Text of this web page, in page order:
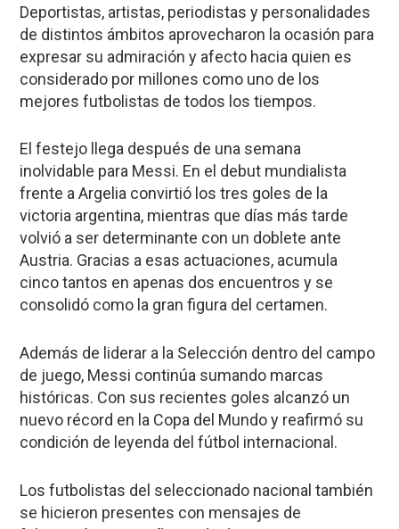
Deportistas, artistas, periodistas y personalidades
de distintos ámbitos aprovecharon la ocasión para
expresar su admiración y afecto hacia quien es
considerado por millones como uno de los
mejores futbolistas de todos los tiempos.
El festejo llega después de una semana
inolvidable para Messi. En el debut mundialista
frente a Argelia convirtió los tres goles de la
victoria argentina, mientras que días más tarde
volvió a ser determinante con un doblete ante
Austria. Gracias a esas actuaciones, acumula
cinco tantos en apenas dos encuentros y se
consolidó como la gran figura del certamen.
Además de liderar a la Selección dentro del campo
de juego, Messi continúa sumando marcas
históricas. Con sus recientes goles alcanzó un
nuevo récord en la Copa del Mundo y reafirmó su
condición de leyenda del fútbol internacional.
Los futbolistas del seleccionado nacional también
se hicieron presentes con mensajes de